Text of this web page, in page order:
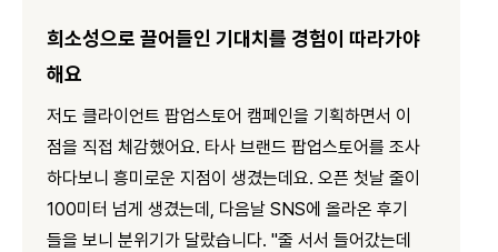
희소성으로 끌어들인 기대치를 경험이 따라가야
해요
저도 클라이언트 팝업스토어 캠페인을 기획하면서 이
점을 직접 체감했어요. 타사 브랜드 팝업스토어를 조사
하다보니 흥미로운 지점이 생겼는데요. 오픈 첫날 줄이
100미터 넘게 생겼는데, 다음날 SNS에 올라온 후기
들을 보니 분위기가 달랐습니다. "줄 서서 들어갔는데